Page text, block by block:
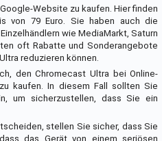
Website zu kaufen. Hier finden
von 79 Euro. Sie haben auch die
wie MediaMarkt, Saturn
oft Rabatte und Sonderangebote
reduzieren können.
den Chromecast Ultra bei Online-
kaufen. In diesem Fall sollten Sie
um sicherzustellen, dass Sie ein
stellen Sie sicher, dass Sie
das Gerät von einem seriösen